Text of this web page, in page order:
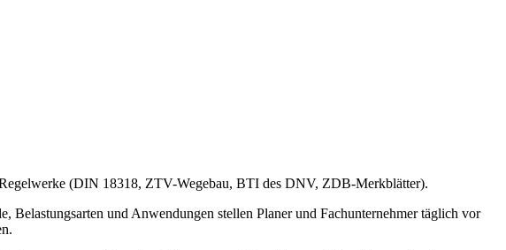
(DIN 18318, ZTV-Wegebau, BTI des DNV, ZDB-Merkblätter).
und Anwendungen stellen Planer und Fachunternehmer täglich vor